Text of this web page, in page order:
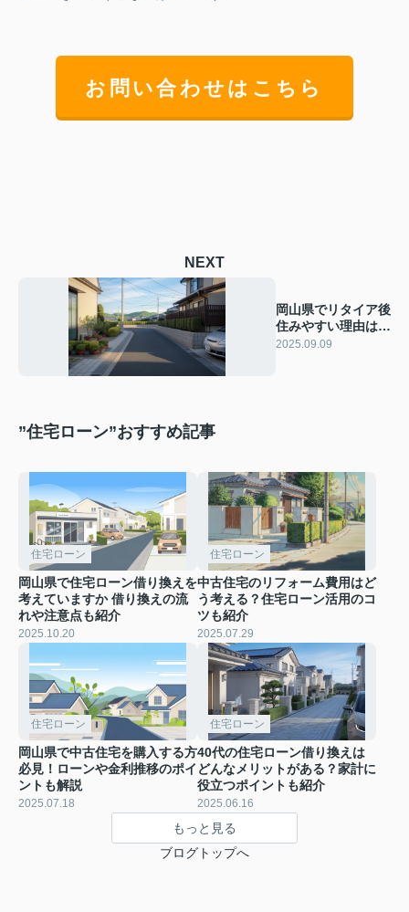
お問い合わせはこちら
NEXT
岡山県でリタイア後
住みやすい理由は？
移住を検討する方へ
2025.09.09
”住宅ローン”おすすめ記事
住宅ローン
岡山県で住宅ローン借り換えを
考えていますか 借り換えの流
れや注意点も紹介
2025.10.20
住宅ローン
中古住宅のリフォーム費用はど
う考える？住宅ローン活用のコ
ツも紹介
2025.07.29
住宅ローン
岡山県で中古住宅を購入する方
必見！ローンや金利推移のポイ
ントも解説
2025.07.18
住宅ローン
40代の住宅ローン借り換えは
どんなメリットがある？家計に
役立つポイントも紹介
2025.06.16
もっと見る
ブログトップへ